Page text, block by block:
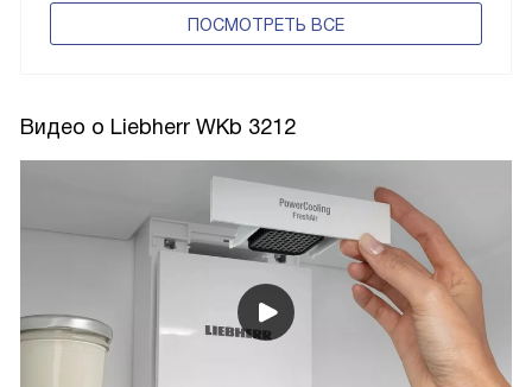
ПОCМОТРЕТЬ ВСЕ
Видео о Liebherr WKb 3212